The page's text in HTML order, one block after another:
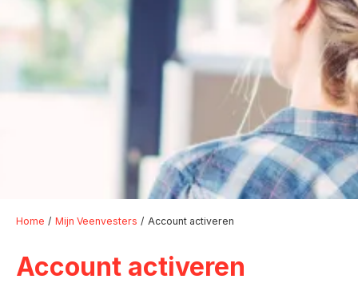
Home Mijn Veenvesters Account activeren
Account activeren